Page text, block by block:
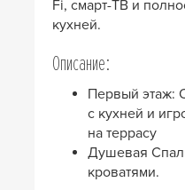
Fi, смарт-ТВ и
кухней.
Описание:
Первый этаж:
с кухней и
на террасу
Душевая
кроватями.